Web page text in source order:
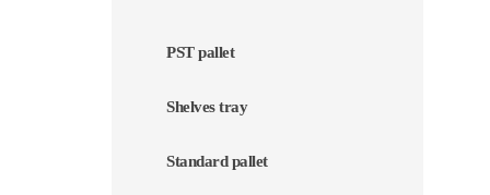
PST pallet
Shelves tray
Standard pallet